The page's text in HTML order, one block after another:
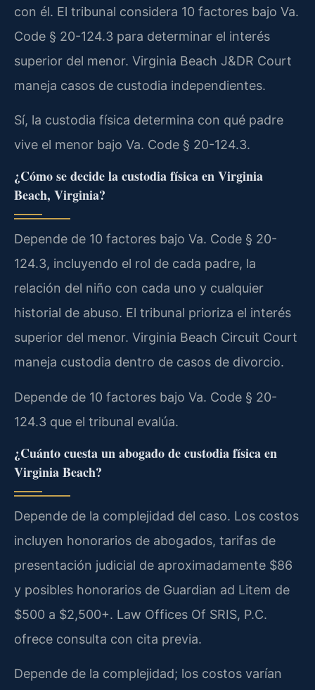
con él. El tribunal considera 10 factores bajo Va.
Code § 20-124.3 para determinar el interés
superior del menor. Virginia Beach J&DR Court
maneja casos de custodia independientes.
Sí, la custodia física determina con qué padre
vive el menor bajo Va. Code § 20-124.3.
¿Cómo se decide la custodia física en Virginia
Beach, Virginia?
Depende de 10 factores bajo Va. Code § 20-
124.3, incluyendo el rol de cada padre, la
relación del niño con cada uno y cualquier
historial de abuso. El tribunal prioriza el interés
superior del menor. Virginia Beach Circuit Court
maneja custodia dentro de casos de divorcio.
Depende de 10 factores bajo Va. Code § 20-
124.3 que el tribunal evalúa.
¿Cuánto cuesta un abogado de custodia física en
Virginia Beach?
Depende de la complejidad del caso. Los costos
incluyen honorarios de abogados, tarifas de
presentación judicial de aproximadamente $86
y posibles honorarios de Guardian ad Litem de
$500 a $2,500+. Law Offices Of SRIS, P.C.
ofrece consulta con cita previa.
Depende de la complejidad; los costos varían